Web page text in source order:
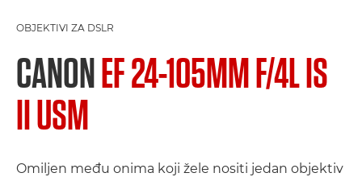
OBJEKTIVI ZA DSLR
CANONEF 24-105MM F/4L IS
II USM
Omiljen među onima koji žele nositi jedan objektiv